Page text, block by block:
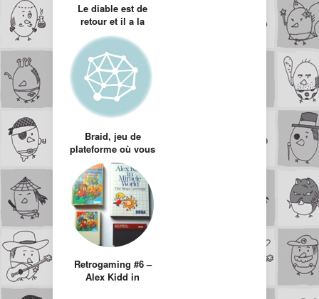
Le diable est de
retour et il a la
classe ! Diablo 3
will kick your ass
Braid, jeu de
plateforme où vous
devez maitriser le
temps
Retrogaming #6 –
Alex Kidd in